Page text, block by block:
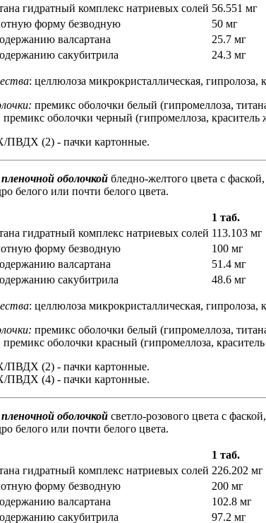
гидратный комплекс натриевых солей 56.551 мг
форму безводную
50 мг
валсартана
25.7 мг
сакубитрила
24.3 мг
: целлюлоза микрокристаллическая,
премикс оболочки белый (гипромеллоза,
премикс оболочки черный (гипромеллоза,
ПВДХ (2) - пачки картонные.
оболочкой бледно-желтого цвета с
белого или почти белого цвета.
1 таб.
гидратный комплекс натриевых солей 113.103 мг
форму безводную
100 мг
валсартана
51.4 мг
сакубитрила
48.6 мг
: целлюлоза микрокристаллическая,
премикс оболочки белый (гипромеллоза,
премикс оболочки красный (гипромеллоза,
ПВДХ (2) - пачки картонные.
ПВДХ (4) - пачки картонные.
оболочкой светло-розового цвета с
белого или почти белого цвета.
1 таб.
гидратный комплекс натриевых солей 226.202 мг
форму безводную
200 мг
валсартана
102.8 мг
сакубитрила
97.2 мг